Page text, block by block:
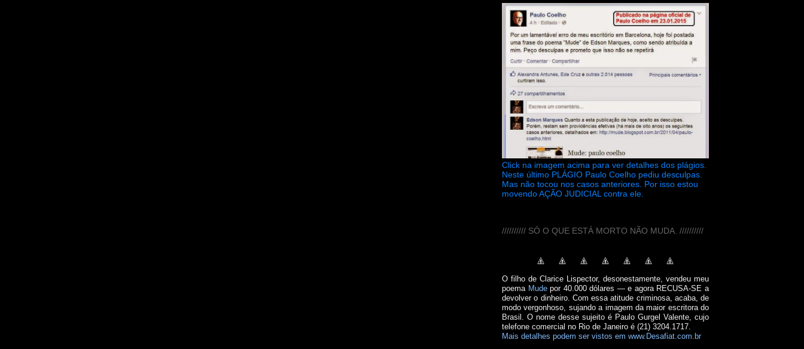
Click na imagem acima para ver detalhes dos plágios.
Neste último PLÁGIO Paulo Coelho pediu desculpas.
Mas não tocou nos casos anteriores. Por isso estou
movendo AÇÃO JUDICIAL contra ele.
////////// SÓ O QUE ESTÁ MORTO NÃO MUDA. //////////
O filho de Clarice Lispector, desonestamente, vendeu meu
poema Mudepor 40.000 dólares — e agora RECUSA-SE a
devolver o dinheiro. Com essa atitude criminosa, acaba, de
modo vergonhoso, sujando a imagem da maior escritora do
Brasil. O nome desse sujeito é Paulo Gurgel Valente, cujo
telefone comercial no Rio de Janeiro é (21) 3204.1717.
Mais detalhes podem ser vistos em www.Desafiat.com.br